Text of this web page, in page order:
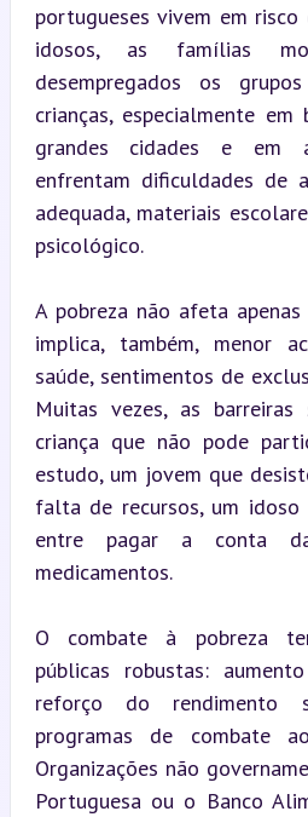
portugueses vivem em risco
idosos, as famílias
desempregados os
crianças, especialmente
grandes cidades e em
enfrentam dificuldades de
adequada, materiais
psicológico.
A pobreza não afeta
implica, também, menor
saúde, sentimentos de
Muitas vezes, as barreiras
criança que não pode
estudo, um jovem que
falta de recursos, um
entre pagar a conta
medicamentos.
O combate à pobreza
públicas robustas:
reforço do rendimento
programas de combate
Organizações não
Portuguesa ou o Banco